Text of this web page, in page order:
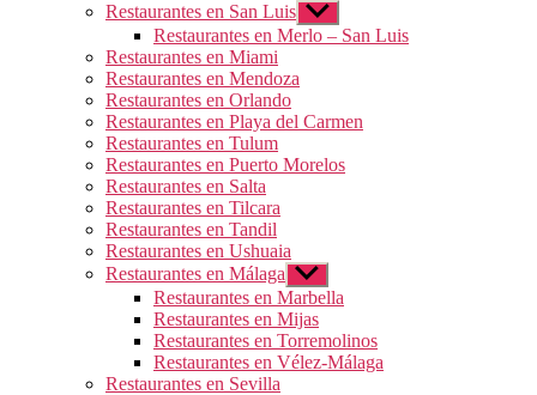
Restaurantes en San Luis Mostrar
el
submenú
Restaurantes en Merlo – San Luis
Restaurantes en Miami
Restaurantes en Mendoza
Restaurantes en Orlando
Restaurantes en Playa del Carmen
Restaurantes en Tulum
Restaurantes en Puerto Morelos
Restaurantes en Salta
Restaurantes en Tilcara
Restaurantes en Tandil
Restaurantes en Ushuaia
Restaurantes en Málaga Mostrar
el
submenú
Restaurantes en Marbella
Restaurantes en Mijas
Restaurantes en Torremolinos
Restaurantes en Vélez-Málaga
Restaurantes en Sevilla